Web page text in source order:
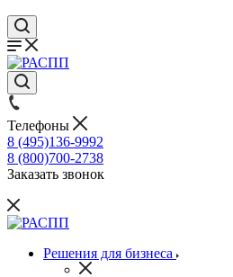
Телефоны
8 (495)136-9992
8 (800)700-2738
Заказать звонок
Решения для бизнеса